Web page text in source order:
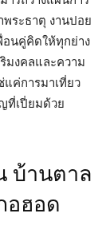
พระธาตุ งานปอย
อนคู่คิดให้ทุกย่าง
มงคลและความ
แค่การมาเที่ยว
ที่เปี่ยมด้วย
บ้านตาล
อฮอด